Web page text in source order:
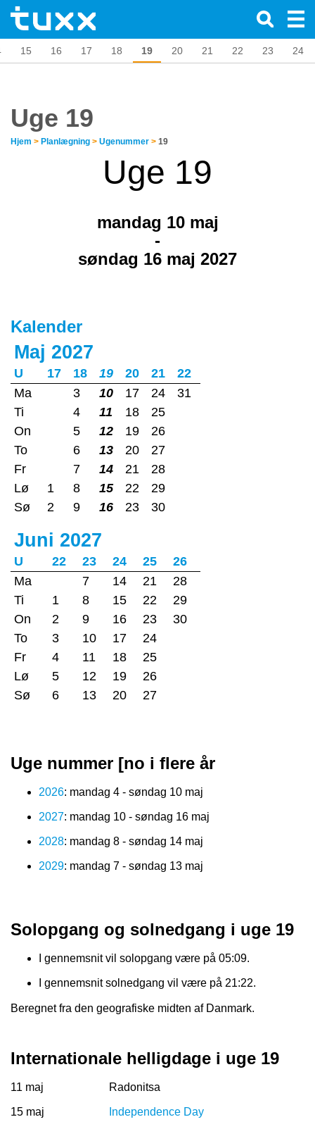
15 16 17 18 19 20 21 22 23 24
Uge 19
Hjem > Planlægning > Ugenummer > 19
Uge 19
mandag 10 maj
-
søndag 16 maj 2027
Kalender
Maj 2027
U 17 18 19 20 21
22
Ma
3 10 17 24
31
Ti
4 11 18
25
On
5 12 19
26
To
6 13 20
27
Fr
7 14 21
28
Lø
1 8 15 22
29
Sø
2 9 16 23 30
Juni 2027
U 22 23 24 25
26
Ma
7 14 21
28
Ti
1 8 15 22
29
On
2 9 16 23
30
To
3 10 17
24
Fr
4 11 18
25
Lø
5 12 19
26
Sø
6 13 20 27
Uge nummer [no i flere år
2026: mandag 4 - søndag 10 maj
2027: mandag 10 - søndag 16 maj
2028: mandag 8 - søndag 14 maj
2029: mandag 7 - søndag 13 maj
Solopgang og solnedgang i uge 19
I gennemsnit vil solopgang være på 05:09.
I gennemsnit solnedgang vil være på 21:22.
Beregnet fra den geografiske midten af Danmark.
Internationale helligdage i uge 19
11 maj Radonitsa
15 maj Independence Day